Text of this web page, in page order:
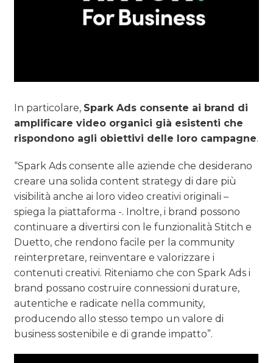
In particolare, Spark Ads consente ai brand di
amplificare video organici già esistenti che
rispondono agli obiettivi delle loro campagne.
“Spark Ads consente alle aziende che desiderano
creare una solida content strategy di dare più
visibilità anche ai loro video creativi originali –
spiega la piattaforma -. Inoltre, i brand possono
continuare a divertirsi con le funzionalità Stitch e
Duetto, che rendono facile per la community
reinterpretare, reinventare e valorizzare i
contenuti creativi. Riteniamo che con Spark Ads i
brand possano costruire connessioni durature,
autentiche e radicate nella community,
producendo allo stesso tempo un valore di
business sostenibile e di grande impatto”.